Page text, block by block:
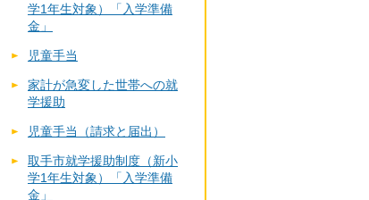
学1年生対象）「入学準備
金」
児童手当
家計が急変した世帯への就
学援助
児童手当（請求と届出）
取手市就学援助制度（新小
学1年生対象）「入学準備
金」